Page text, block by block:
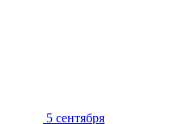
5 сентября